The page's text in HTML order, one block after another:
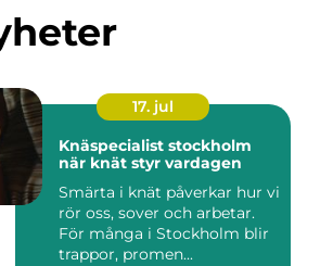
17. jul
Knäspecialist stockholm
när knät styr vardagen
Smärta i knät påverkar hur vi
rör oss, sover och arbetar.
För många i Stockholm blir
trappor, promen...